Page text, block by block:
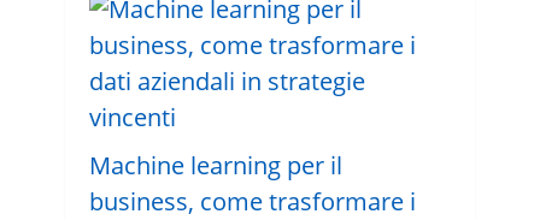
Machine learning per il
business, come trasformare i